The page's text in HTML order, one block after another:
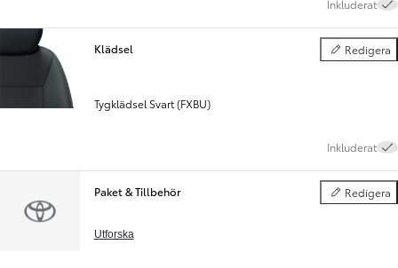
Inkluderat
Klädsel Redigera
Klädsel
Tygklädsel Svart (FXBU)
Inkluderat
Paket & Tillbehör Redigera
Paket &
Utforska